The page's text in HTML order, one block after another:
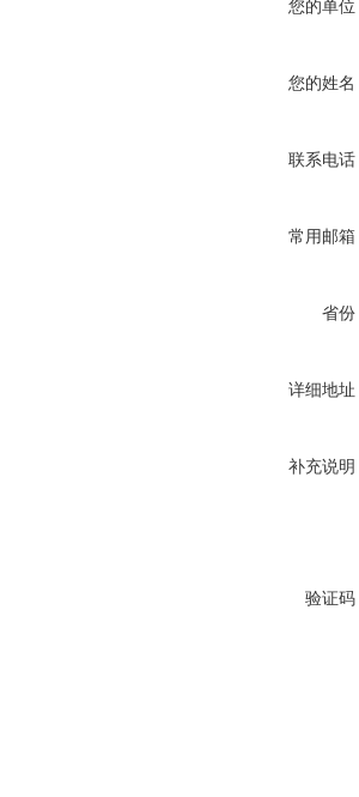
您的单位
您的姓名
联系电话
常用邮箱
省份
详细地址
补充说明
验证码